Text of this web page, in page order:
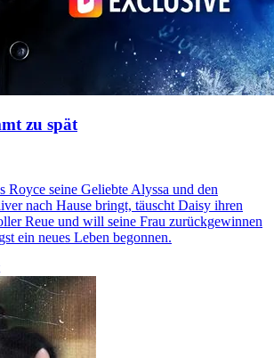
zu spät
Royce seine Geliebte Alyssa und den
nach Hause bringt, täuscht Daisy ihren
Reue und will seine Frau zurückgewinnen
ein neues Leben begonnen.